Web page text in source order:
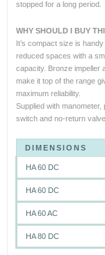
stopped for a long period.
WHY SHOULD I BUY
It’s compact size is
reduced spaces with a
capacity. Bronze impeller
make it top of the range
maximum reliability.
Supplied with manometer,
switch and no-return valve
DIMENSIONS
HA 60 DC
HA 60 DC
HA 60 AC
HA 80 DC